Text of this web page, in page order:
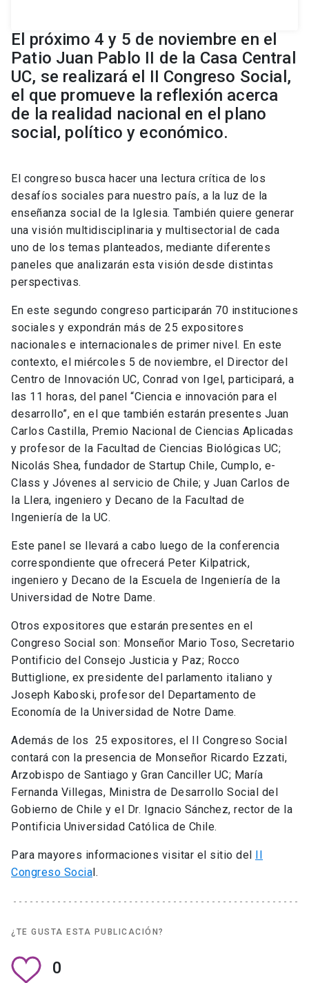
El próximo 4 y 5 de noviembre en el
Patio Juan Pablo II de la Casa Central
UC, se realizará el II Congreso Social,
el que promueve la reflexión acerca
de la realidad nacional en el plano
social, político y económico.
El congreso busca hacer una lectura crítica de los
desafíos sociales para nuestro país, a la luz de la
enseñanza social de la Iglesia. También quiere generar
una visión multidisciplinaria y multisectorial de cada
uno de los temas planteados, mediante diferentes
paneles que analizarán esta visión desde distintas
perspectivas.
En este segundo congreso participarán 70 instituciones
sociales y expondrán más de 25 expositores
nacionales e internacionales de primer nivel. En este
contexto, el miércoles 5 de noviembre, el Director del
Centro de Innovación UC, Conrad von Igel, participará, a
las 11 horas, del panel “Ciencia e innovación para el
desarrollo”, en el que también estarán presentes Juan
Carlos Castilla, Premio Nacional de Ciencias Aplicadas
y profesor de la Facultad de Ciencias Biológicas UC;
Nicolás Shea, fundador de Startup Chile, Cumplo, e-
Class y Jóvenes al servicio de Chile; y Juan Carlos de
la Llera, ingeniero y Decano de la Facultad de
Ingeniería de la UC.
Este panel se llevará a cabo luego de la conferencia
correspondiente que ofrecerá Peter Kilpatrick,
ingeniero y Decano de la Escuela de Ingeniería de la
Universidad de Notre Dame.
Otros expositores que estarán presentes en el
Congreso Social son: Monseñor Mario Toso, Secretario
Pontificio del Consejo Justicia y Paz; Rocco
Buttiglione, ex presidente del parlamento italiano y
Joseph Kaboski, profesor del Departamento de
Economía de la Universidad de Notre Dame.
Además de los 25 expositores, el II Congreso Social
contará con la presencia de Monseñor Ricardo Ezzati,
Arzobispo de Santiago y Gran Canciller UC; María
Fernanda Villegas, Ministra de Desarrollo Social del
Gobierno de Chile y el Dr. Ignacio Sánchez, rector de la
Pontificia Universidad Católica de Chile.
Para mayores informaciones visitar el sitio del II
Congreso Social.
¿TE GUSTA ESTA PUBLICACIÓN?
0